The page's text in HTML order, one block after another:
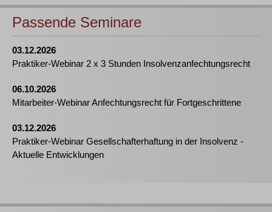
Passende Seminare
03.12.2026
Praktiker-Webinar 2 x 3 Stunden Insolvenzanfechtungsrecht
06.10.2026
Mitarbeiter-Webinar Anfechtungsrecht für Fortgeschrittene
03.12.2026
Praktiker-Webinar Gesellschafterhaftung in der Insolvenz -
Aktuelle Entwicklungen